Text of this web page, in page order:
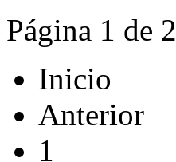
Página 1 de 2
Inicio
Anterior
1